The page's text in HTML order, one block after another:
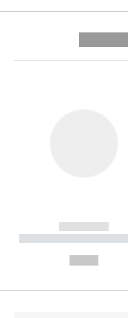
------------
----------- -----------